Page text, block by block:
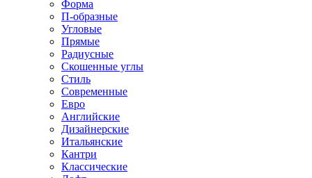
Форма
П-образные
Угловые
Прямые
Радиусные
Скошенные углы
Стиль
Современные
Евро
Английские
Дизайнерские
Итальянские
Кантри
Классические